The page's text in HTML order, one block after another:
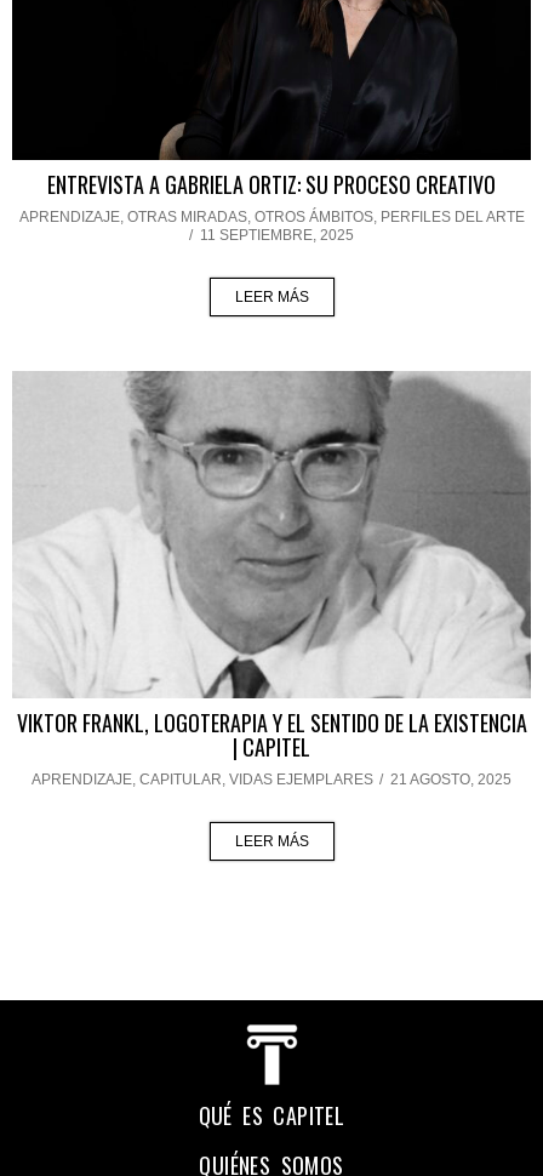
ENTREVISTA A GABRIELA ORTIZ: SU PROCESO CREATIVO
APRENDIZAJE, OTRAS MIRADAS, OTROS ÁMBITOS, PERFILES DEL ARTE
/ 11 SEPTIEMBRE, 2025
LEER MÁS
VIKTOR FRANKL, LOGOTERAPIA Y EL SENTIDO DE LA EXISTENCIA
| CAPITEL
APRENDIZAJE, CAPITULAR, VIDAS EJEMPLARES / 21 AGOSTO, 2025
LEER MÁS
QUÉ ES CAPITEL
QUIÉNES SOMOS